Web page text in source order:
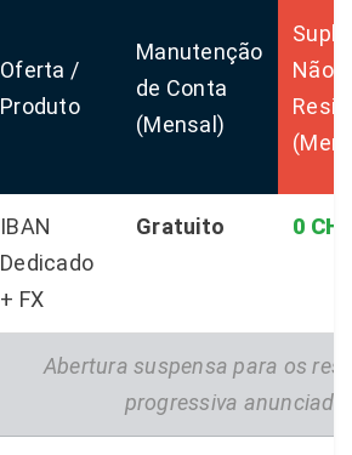
Oferta /
Produto
Manutenção
de Conta
(Mensal)
Não
IBAN
Dedicado
+ FX
Gratuito 0
Abertura suspensa para os
progressiva